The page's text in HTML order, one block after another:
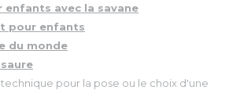
enfants avec la savane
pour enfants
du monde
pour la pose ou le choix d'une